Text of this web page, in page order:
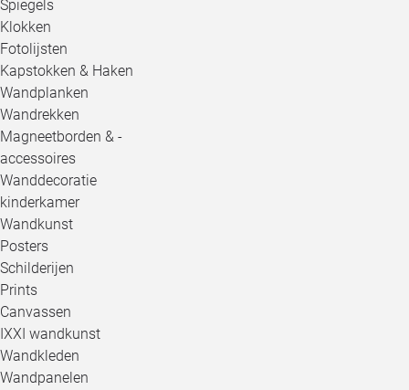
Spiegels
Klokken
Fotolijsten
Kapstokken & Haken
Wandplanken
Wandrekken
Magneetborden & -
accessoires
Wanddecoratie
kinderkamer
Wandkunst
Posters
Schilderijen
Prints
Canvassen
IXXI wandkunst
Wandkleden
Wandpanelen